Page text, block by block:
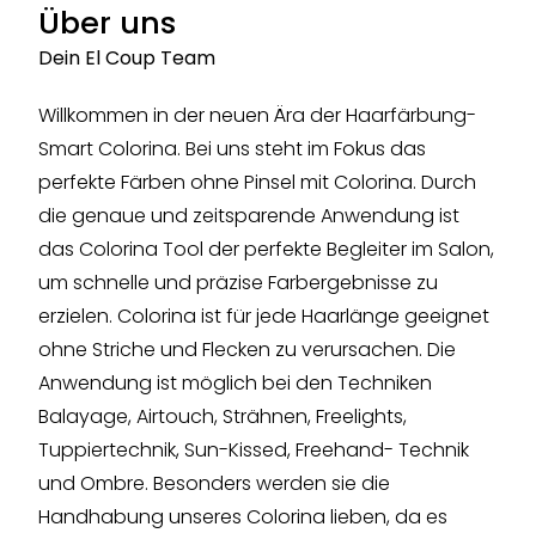
Über uns
Dein El Coup Team
Willkommen in der neuen Ära der Haarfärbung-
Smart Colorina. Bei uns steht im Fokus das
perfekte Färben ohne Pinsel mit Colorina. Durch
die genaue und zeitsparende Anwendung ist
das Colorina Tool der perfekte Begleiter im Salon,
um schnelle und präzise Farbergebnisse zu
erzielen. Colorina ist für jede Haarlänge geeignet
ohne Striche und Flecken zu verursachen. Die
Anwendung ist möglich bei den Techniken
Balayage, Airtouch, Strähnen, Freelights,
Tuppiertechnik, Sun-Kissed, Freehand- Technik
und Ombre. Besonders werden sie die
Handhabung unseres Colorina lieben, da es